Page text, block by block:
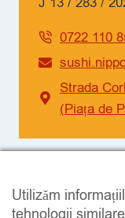
0722 110
Strada
(Piața de
Facebook
Instagram
Utilizăm
tehnologii